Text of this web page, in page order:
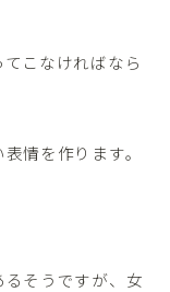
こなければなら
情を作ります。
そうですが、女